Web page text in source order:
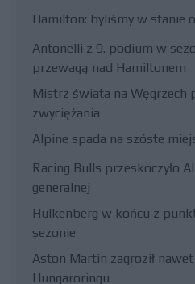
Hamilton: byliśmy w stanie
Antonelli z 9. podium w
przewagą nad Hamiltonem
Mistrz świata na Węgrzech
zwyciężania
Alpine spada na szóste
Racing Bulls przeskoczyło
generalnej
Hulkenberg w końcu z
sezonie
Aston Martin zagroził
Hungaroringu